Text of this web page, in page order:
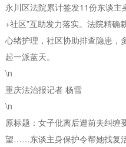
永川区法院累计签发11份东谈主
+社区”互助发力落实。法院精确
心绪护理，社区协助排查隐患，
起一派蓝天。
\n
重庆法治报记者 杨雪
\n
原标题：女子仳离后遭前夫纠缠
望……东谈主身保护令帮她找复